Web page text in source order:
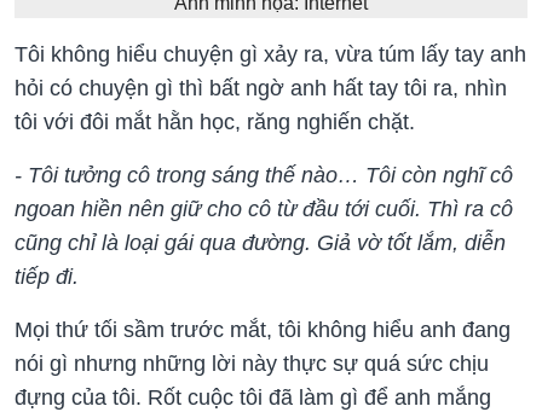
Tôi không hiểu chuyện gì xảy ra, vừa túm lấy tay anh
hỏi có chuyện gì thì bất ngờ anh hất tay tôi ra, nhìn
tôi với đôi mắt hằn học, răng nghiến chặt.
- Tôi tưởng cô trong sáng thế nào… Tôi còn nghĩ cô
ngoan hiền nên giữ cho cô từ đầu tới cuối. Thì ra cô
cũng chỉ là loại gái qua đường. Giả vờ tốt lắm, diễn
tiếp đi.
Mọi thứ tối sầm trước mắt, tôi không hiểu anh đang
nói gì nhưng những lời này thực sự quá sức chịu
đựng của tôi. Rốt cuộc tôi đã làm gì để anh mắng